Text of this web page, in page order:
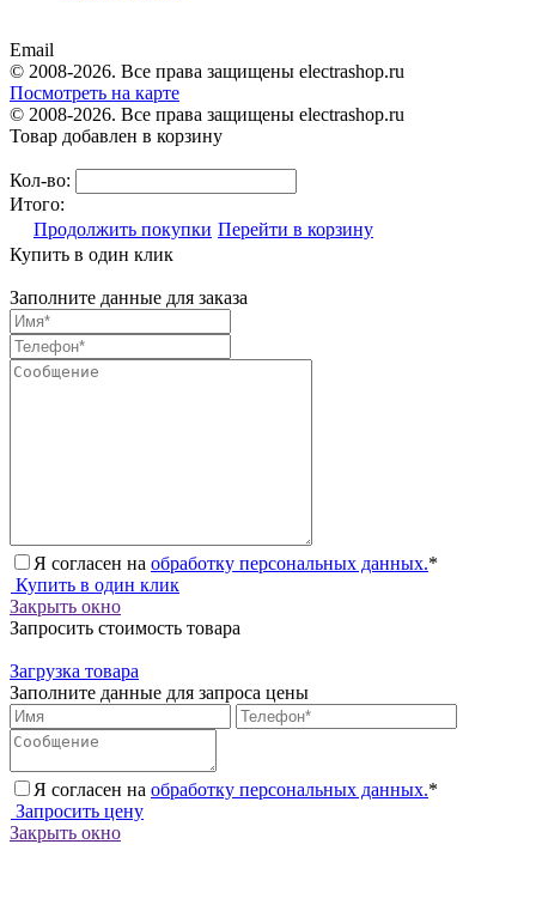
Email
© 2008-2026. Все права защищены electrashop.ru
Посмотреть на карте
© 2008-2026. Все права защищены electrashop.ru
Товар добавлен в корзину
Кол-во:
Итого:
Продолжить покупки Перейти в корзину
Купить в один клик
Заполните данные для заказа
Я согласен на обработку персональных данных.*
Купить в один клик
Закрыть окно
Запросить стоимость товара
Загрузка товара
Заполните данные для запроса цены
Я согласен на обработку персональных данных.*
Запросить цену
Закрыть окно